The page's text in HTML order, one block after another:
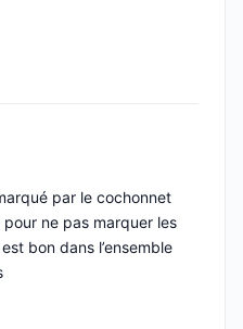
par le cochonnet
ne pas marquer les
bon dans l’ensemble